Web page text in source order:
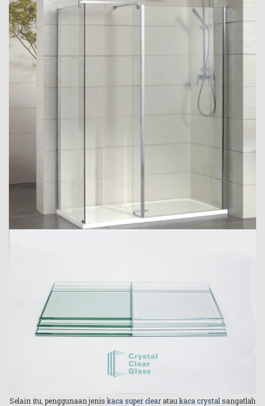
Selain itu, penggunaan jenis kaca super clear atau kaca crystal sangatlah